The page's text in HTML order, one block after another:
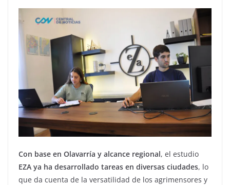
Con base en Olavarría y alcance regional, el estudio
EZA ya ha desarrollado tareas en diversas ciudades, lo
que da cuenta de la versatilidad de los agrimensores y